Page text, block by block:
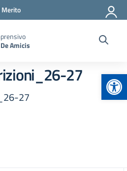
Amicis
27
27